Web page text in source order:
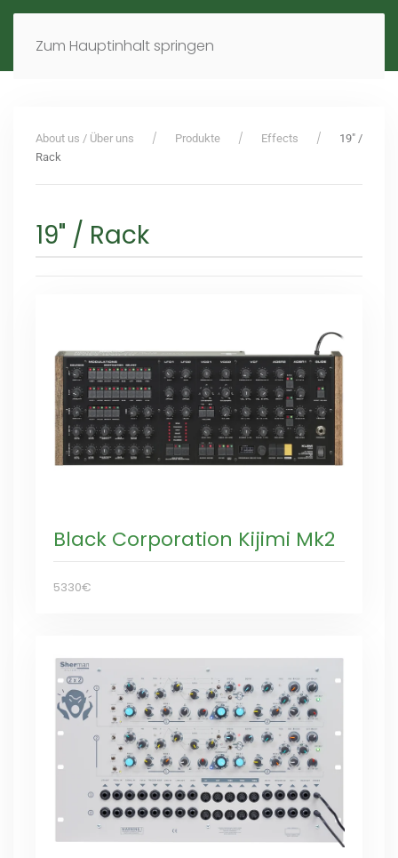
Zum Hauptinhalt springen
EN
About us / Über uns Produkte Effects
19" /
Rack
19" / Rack
Black Corporation Kijimi Mk2
5330€